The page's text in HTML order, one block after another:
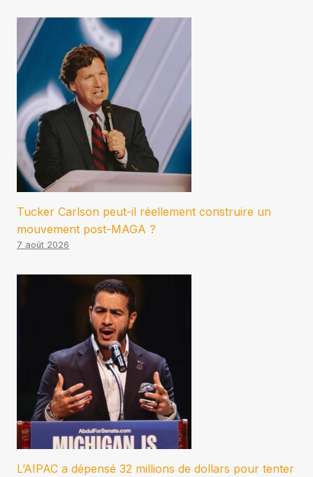
Tucker Carlson peut-il réellement construire un
mouvement post-MAGA ?
7 août 2026
L’AIPAC a dépensé 32 millions de dollars pour tenter